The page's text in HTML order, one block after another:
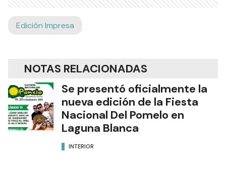
Edición Impresa
NOTAS RELACIONADAS
Se presentó oficialmente la
nueva edición de la Fiesta
Nacional Del Pomelo en
Laguna Blanca
INTERIOR